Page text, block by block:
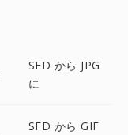
SFD から JPG
に
SFD から GIF